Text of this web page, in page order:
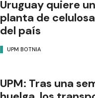
Uruguay quiere
planta de
del país
UPM BOTNIA
UPM: Tras una